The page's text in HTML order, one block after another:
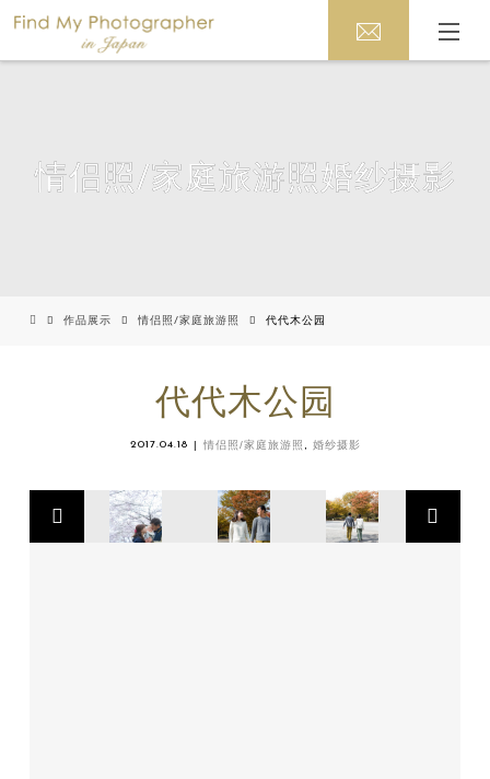
情侣照/家庭旅游照婚纱摄影
作品展示 情侣照/家庭旅游照 代代木公园
代代木公园
2017.04.18 情侣照/家庭旅游照 婚纱摄影